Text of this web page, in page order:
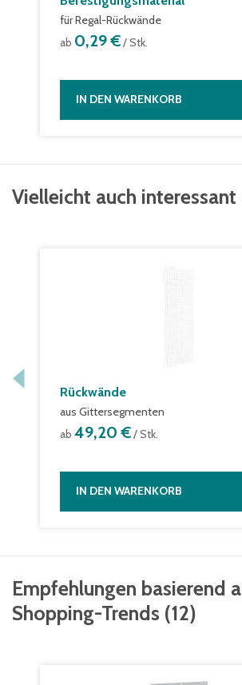
für Regal-Rückwände
ab 0,29 €/ Stk.
IN DEN WARENKORB
Vielleicht auch interessant
Rückwände
aus Gittersegmenten
ab 49,20 €/ Stk.
IN DEN WARENKORB
Empfehlungen basierend
Shopping-Trends (12)